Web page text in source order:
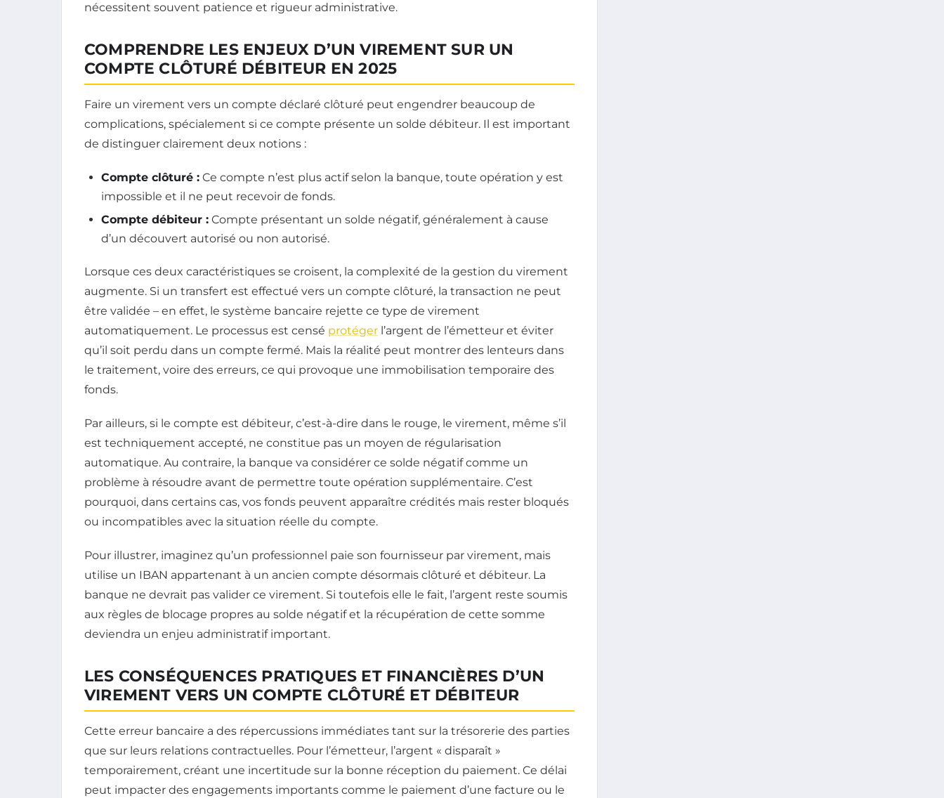
nécessitent souvent patience et rigueur administrative.
COMPRENDRE LES ENJEUX D’UN VIREMENT SUR UN
COMPTE CLÔTURÉ DÉBITEUR EN 2025
Faire un virement vers un compte déclaré clôturé peut engendrer beaucoup de
complications, spécialement si ce compte présente un solde débiteur. Il est important
de distinguer clairement deux notions :
Compte clôturé : Ce compte n’est plus actif selon la banque, toute opération y est
impossible et il ne peut recevoir de fonds.
Compte débiteur : Compte présentant un solde négatif, généralement à cause
d’un découvert autorisé ou non autorisé.
Lorsque ces deux caractéristiques se croisent, la complexité de la gestion du virement
augmente. Si un transfert est effectué vers un compte clôturé, la transaction ne peut
être validée – en effet, le système bancaire rejette ce type de virement
automatiquement. Le processus est censé protéger l’argent de l’émetteur et éviter
qu’il soit perdu dans un compte fermé. Mais la réalité peut montrer des lenteurs dans
le traitement, voire des erreurs, ce qui provoque une immobilisation temporaire des
fonds.
Par ailleurs, si le compte est débiteur, c’est-à-dire dans le rouge, le virement, même s’il
est techniquement accepté, ne constitue pas un moyen de régularisation
automatique. Au contraire, la banque va considérer ce solde négatif comme un
problème à résoudre avant de permettre toute opération supplémentaire. C’est
pourquoi, dans certains cas, vos fonds peuvent apparaître crédités mais rester bloqués
ou incompatibles avec la situation réelle du compte.
Pour illustrer, imaginez qu’un professionnel paie son fournisseur par virement, mais
utilise un IBAN appartenant à un ancien compte désormais clôturé et débiteur. La
banque ne devrait pas valider ce virement. Si toutefois elle le fait, l’argent reste soumis
aux règles de blocage propres au solde négatif et la récupération de cette somme
deviendra un enjeu administratif important.
LES CONSÉQUENCES PRATIQUES ET FINANCIÈRES D’UN
VIREMENT VERS UN COMPTE CLÔTURÉ ET DÉBITEUR
Cette erreur bancaire a des répercussions immédiates tant sur la trésorerie des parties
que sur leurs relations contractuelles. Pour l’émetteur, l’argent « disparaît »
temporairement, créant une incertitude sur la bonne réception du paiement. Ce délai
peut impacter des engagements importants comme le paiement d’une facture ou le